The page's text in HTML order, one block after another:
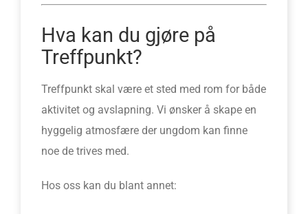
Hva kan du gjøre på
Treffpunkt?
Treffpunkt skal være et sted med rom for både
aktivitet og avslapning. Vi ønsker å skape en
hyggelig atmosfære der ungdom kan finne
noe de trives med.
Hos oss kan du blant annet: